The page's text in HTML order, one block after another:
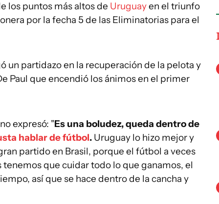
los puntos más altos de Uruguayen el triunfo
por la fecha 5 de las Eliminatorias para el
un partidazo en la recuperación de la pelota y
Paul que encendió los ánimos en el primer
expresó: "Es una boludez, queda dentro de
hablar de fútbol. Uruguay lo hizo mejor y
partido en Brasil, porque el fútbol a veces
que cuidar todo lo que ganamos, el
así que se hace dentro de la cancha y